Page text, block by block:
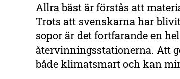
Allra bäst är förstås att
Trots att svenskarna har
sopor är det fortfarande en
återvinningsstationerna. Att
både klimatsmart och kan